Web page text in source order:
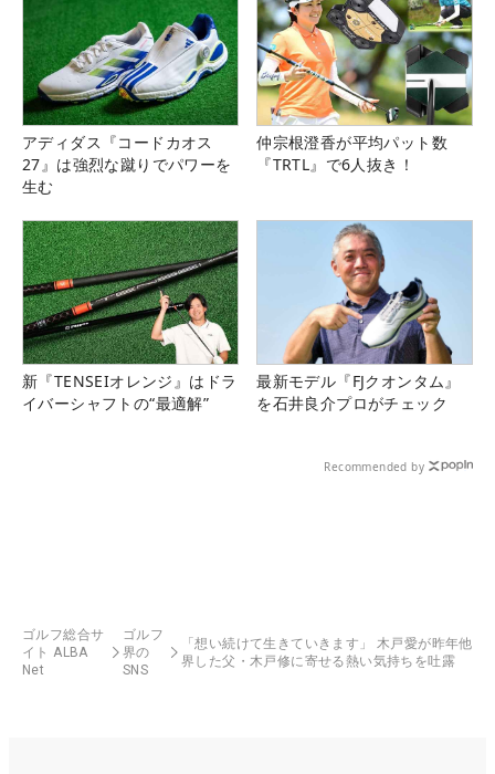
アディダス『コードカオス
27』は強烈な蹴りでパワーを
生む
仲宗根澄香が平均パット数
『TRTL』で6人抜き！
新『TENSEIオレンジ』はドラ
イバーシャフトの“最適解”
最新モデル『FJクオンタム』
を石井良介プロがチェック
Recommended by
ゴルフ総合サ
イト ALBA
Net
ゴルフ
界の
SNS
「想い続けて生きていきます」 木戸愛が昨年他
界した父・木戸修に寄せる熱い気持ちを吐露